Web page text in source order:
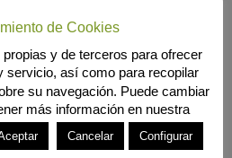
de Cookies
y de terceros para ofrecer
servicio, así como para recopilar
su navegación. Puede cambiar
más información en nuestra
Cancelar Configurar